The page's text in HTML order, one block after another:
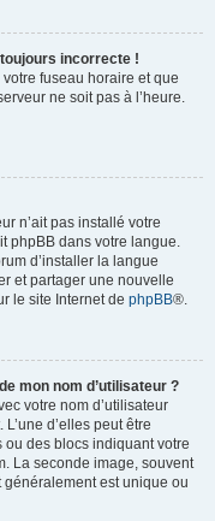
incorrecte !
fuseau horaire et que
ne soit pas à l’heure.
n’ait pas installé votre
phpBB dans votre langue.
d’installer la langue
et partager une nouvelle
le site Internet de phpBB®.
mon nom d’utilisateur ?
votre nom d’utilisateur
d’elles peut être
des blocs indiquant votre
La seconde image, souvent
généralement est unique ou